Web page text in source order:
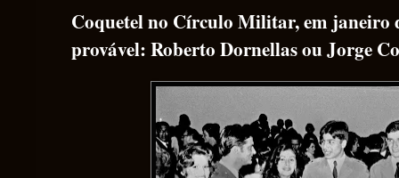
Coquetel no Círculo Militar, em janeiro
provável: Roberto Dornellas ou Jorge